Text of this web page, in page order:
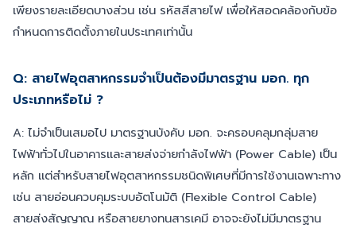
เพียงรายละเอียดบางส่วน เช่น รหัสสีสายไฟ เพื่อให้สอดคล้องกับข้อ
กำหนดการติดตั้งภายในประเทศเท่านั้น
Q: สายไฟอุตสาหกรรมจำเป็นต้องมีมาตรฐาน มอก. ทุก
ประเภทหรือไม่ ?
A: ไม่จำเป็นเสมอไป มาตรฐานบังคับ มอก. จะครอบคลุมกลุ่มสาย
ไฟฟ้าทั่วไปในอาคารและสายส่งจ่ายกำลังไฟฟ้า (Power Cable) เป็น
หลัก แต่สำหรับสายไฟอุตสาหกรรมชนิดพิเศษที่มีการใช้งานเฉพาะทาง
เช่น สายอ่อนควบคุมระบบอัตโนมัติ (Flexible Control Cable)
สายส่งสัญญาณ หรือสายยางทนสารเคมี อาจจะยังไม่มีมาตรฐาน